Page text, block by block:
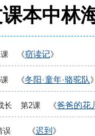
本中林
《窃读记》
《冬阳·童年·骆驼队 》
长 第2课 《爸爸的花
错误 《迟到 》